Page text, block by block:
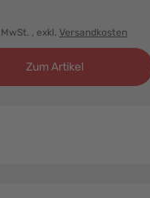
, exkl. Versandkosten
Zum Artikel